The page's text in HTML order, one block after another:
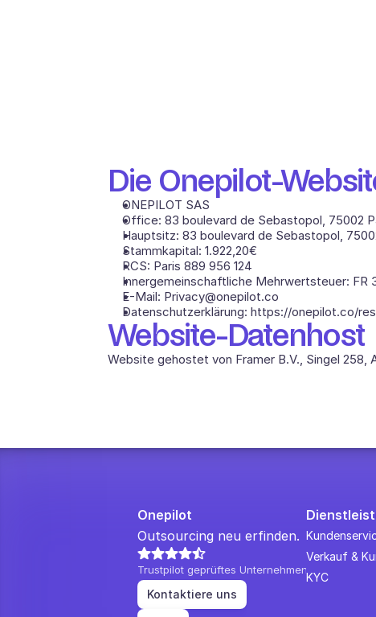
Die Onepilot-
ONEPILOT SAS
Office: 83 boulevard de Sebastopol, 75002
Hauptsitz: 83 boulevard de Sebastopol,
Stammkapital: 1.922,20€
RCS: Paris 889 956 124
Innergemeinschaftliche Mehrwertsteuer: FR
E-Mail: Privacy@onepilot.co
Datenschutzerklärung: https://onepilot.co/
Website-Datenhost
Website gehostet von Framer B.V., Singel 258,
Onepilot
Outsourcing neu erfinden.
Trustpilot geprüftes Unternehmen
Kontaktiere uns
Select Language
Verkauf &
KYC